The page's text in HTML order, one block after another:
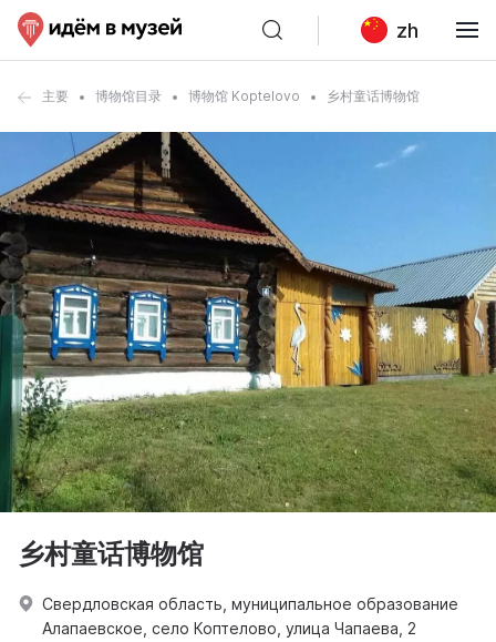
zh
主要 博物馆目录 博物馆 Koptelovo 乡村童话博物馆
乡村童话博物馆
Свердловская область, муниципальное образование
Алапаевское, село Коптелово, улица Чапаева, 2